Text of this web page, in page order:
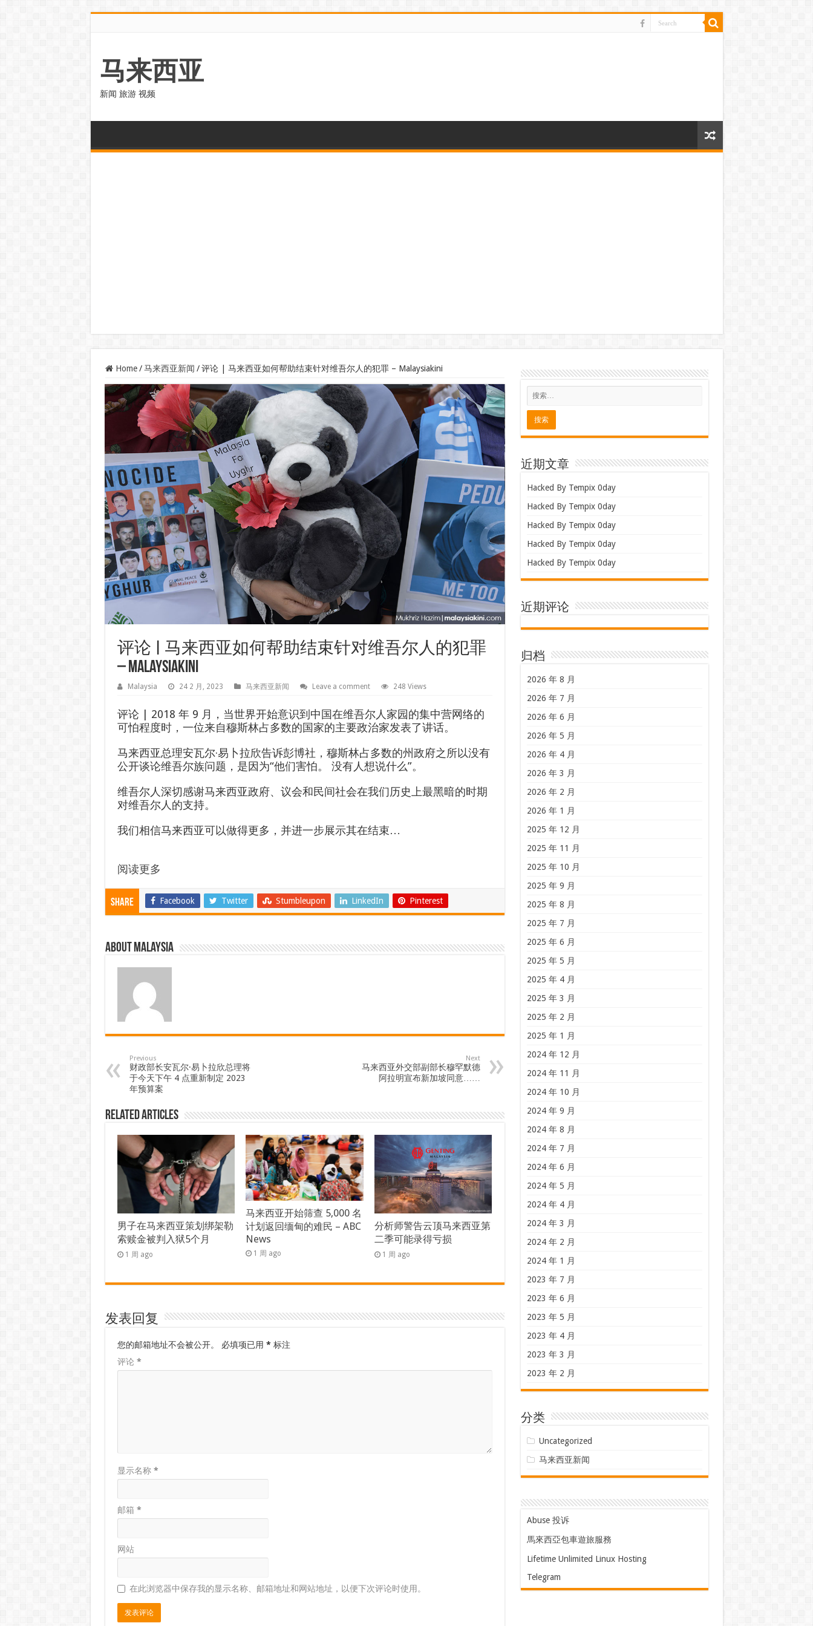
马来西亚
新闻 旅游 视频
Home / 马来西亚新闻 / 评论 | 马来西亚如何帮助结束针对维吾尔人的犯罪 – Malaysiakini
评论 | 马来西亚如何帮助结束针对维吾尔人的犯罪
– Malaysiakini
Malaysia 24 2 月, 2023 马来西亚新闻 Leave a comment 248 Views
评论 | 2018 年 9 月，当世界开始意识到中国在维吾尔人家园的集中营网络的
可怕程度时，一位来自穆斯林占多数的国家的主要政治家发表了讲话。
马来西亚总理安瓦尔·易卜拉欣告诉彭博社，穆斯林占多数的州政府之所以没有
公开谈论维吾尔族问题，是因为“他们害怕。 没有人想说什么”。
维吾尔人深切感谢马来西亚政府、议会和民间社会在我们历史上最黑暗的时期
对维吾尔人的支持。
我们相信马来西亚可以做得更多，并进一步展示其在结束…
阅读更多
Share Facebook Twitter Stumbleupon LinkedIn Pinterest
About Malaysia
Previous
财政部长安瓦尔·易卜拉欣总理将
于今天下午 4 点重新制定 2023
年预算案
Next
马来西亚外交部副部长穆罕默德
阿拉明宣布新加坡同意……
Related Articles
男子在马来西亚策划绑架勒
索赎金被判入狱5个月
1 周 ago
马来西亚开始筛查 5,000 名
计划返回缅甸的难民 – ABC
News
1 周 ago
分析师警告云顶马来西亚第
二季可能录得亏损
1 周 ago
发表回复
您的邮箱地址不会被公开。 必填项已用 * 标注
评论 *
显示名称 *
邮箱 *
网站
在此浏览器中保存我的显示名称、邮箱地址和网站地址，以便下次评论时使用。
近期文章
Hacked By Tempix 0day
Hacked By Tempix 0day
Hacked By Tempix 0day
Hacked By Tempix 0day
Hacked By Tempix 0day
近期评论
归档
2026 年 8 月
2026 年 7 月
2026 年 6 月
2026 年 5 月
2026 年 4 月
2026 年 3 月
2026 年 2 月
2026 年 1 月
2025 年 12 月
2025 年 11 月
2025 年 10 月
2025 年 9 月
2025 年 8 月
2025 年 7 月
2025 年 6 月
2025 年 5 月
2025 年 4 月
2025 年 3 月
2025 年 2 月
2025 年 1 月
2024 年 12 月
2024 年 11 月
2024 年 10 月
2024 年 9 月
2024 年 8 月
2024 年 7 月
2024 年 6 月
2024 年 5 月
2024 年 4 月
2024 年 3 月
2024 年 2 月
2024 年 1 月
2023 年 7 月
2023 年 6 月
2023 年 5 月
2023 年 4 月
2023 年 3 月
2023 年 2 月
分类
Uncategorized
马来西亚新闻
Abuse 投诉
馬來西亞包車遊旅服務
Lifetime Unlimited Linux Hosting
Telegram